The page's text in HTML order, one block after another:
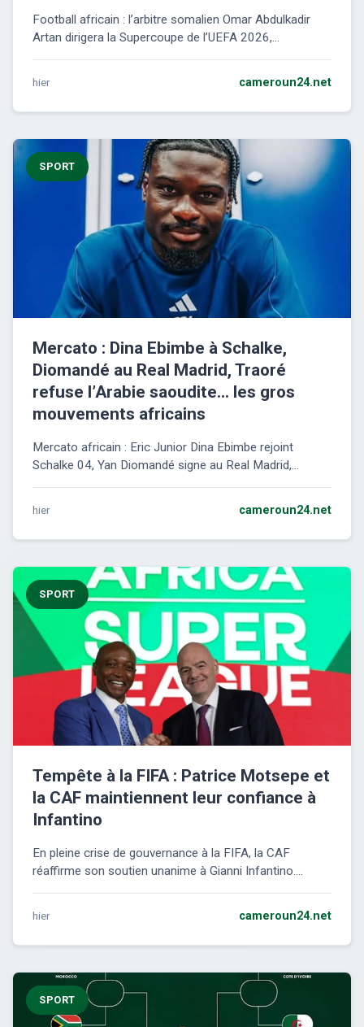
Football africain : l’arbitre somalien Omar Abdulkadir
Artan dirigera la Supercoupe de l’UEFA 2026,...
hier cameroun24.net
SPORT
Mercato : Dina Ebimbe à Schalke,
Diomandé au Real Madrid, Traoré
refuse l’Arabie saoudite… les gros
mouvements africains
Mercato africain : Eric Junior Dina Ebimbe rejoint
Schalke 04, Yan Diomandé signe au Real Madrid,...
hier cameroun24.net
SPORT
Tempête à la FIFA : Patrice Motsepe et
la CAF maintiennent leur confiance à
Infantino
En pleine crise de gouvernance à la FIFA, la CAF
réaffirme son soutien unanime à Gianni Infantino....
hier cameroun24.net
SPORT